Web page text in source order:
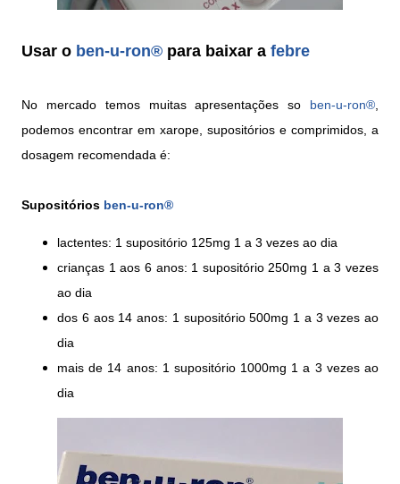
Usar o ben-u-ron® para baixar a febre
No mercado temos muitas apresentações so ben-u-ron®
podemos encontrar em xarope, supositórios e comprimidos, a
dosagem recomendada é:
Supositórios ben-u-ron®
lactentes: 1 supositório 125mg 1 a 3 vezes ao dia
crianças 1 aos 6 anos: 1 supositório 250mg 1 a 3 vezes
ao dia
dos 6 aos 14 anos: 1 supositório 500mg 1 a 3 vezes ao
dia
mais de 14 anos: 1 supositório 1000mg 1 a 3 vezes ao
dia